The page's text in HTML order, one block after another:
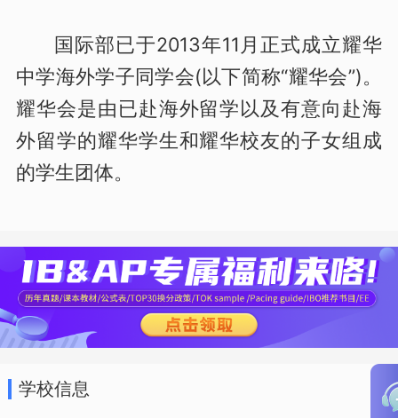
国际部已于2013年11月正式成立耀华
中学海外学子同学会(以下简称“耀华会”)。
耀华会是由已赴海外留学以及有意向赴海
外留学的耀华学生和耀华校友的子女组成
的学生团体。
学校信息